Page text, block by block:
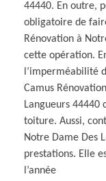
44440. En outre,
obligatoire de
Rénovation à
cette opération.
l’imperméabilité
Camus
Langueurs
toiture. Aussi,
Notre Dame Des
prestations. Elle
l’année